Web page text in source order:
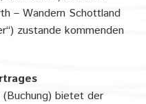
– Wandern Schottland
zustande kommenden
bietet der